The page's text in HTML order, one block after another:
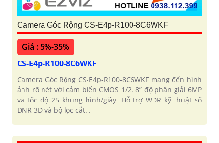
Camera Góc Rộng CS-E4p-R100-8C6WKF
Giá : 5%-35%
CS-E4p-R100-8C6WKF
Camera Góc Rộng CS-E4p-R100-8C6WKF mang đến hình
ảnh rõ nét với cảm biến CMOS 1/2. 8” độ phân giải 6MP
và tốc độ 25 khung hình/giây. Hỗ trợ WDR kỹ thuật số
DNR 3D và bộ lọc cắt...